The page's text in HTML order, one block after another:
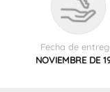
Fecha de
NOVIEMBRE DE